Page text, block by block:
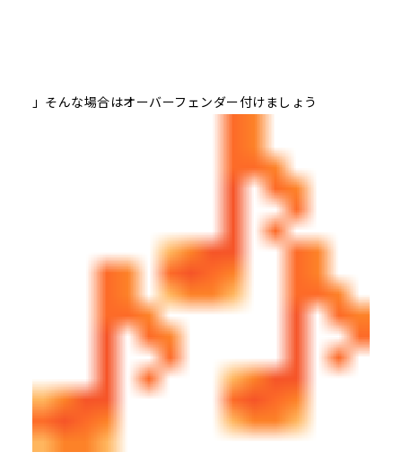
」そんな場合はオーバーフェンダー付けましょう